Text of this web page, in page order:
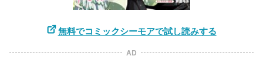
無料でコミックシーモアで試し読みする
AD